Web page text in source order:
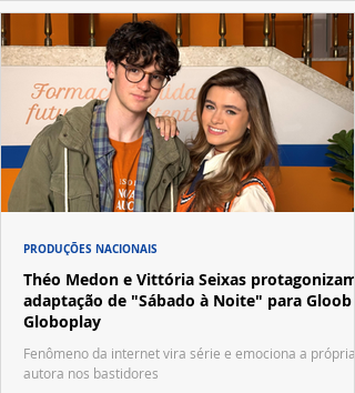
Théo Medon e Vittória Seixas protagonizam
adaptação de "Sábado à Noite" para Gloob e
Globoplay
Fenômeno da internet vira série e emociona a própria
autora nos bastidores
PRODUÇÕES NACIONAIS